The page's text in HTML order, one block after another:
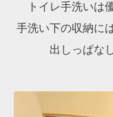
トイレ手洗いは
手洗い下の収納に
出しっぱな